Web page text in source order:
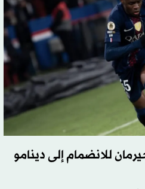
للانضمام إلى دينامو